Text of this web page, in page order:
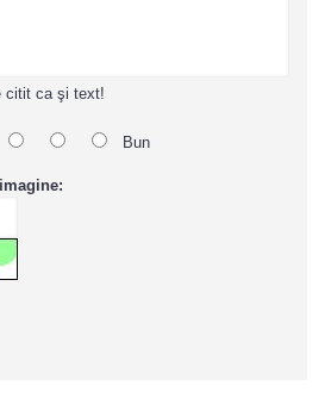
citit ca şi text!
Bun